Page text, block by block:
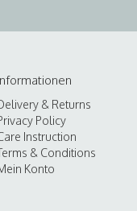
& Returns
Policy
Instruction
& Conditions
Konto